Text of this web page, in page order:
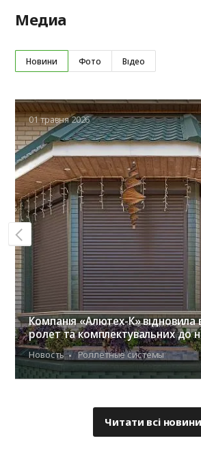
Медиа
Новини Фото Відео
01 травня 2026
Компанія «Алютех-К»
ролет та комплектувальних до
Новость Роллетные системы
Читати всі новини